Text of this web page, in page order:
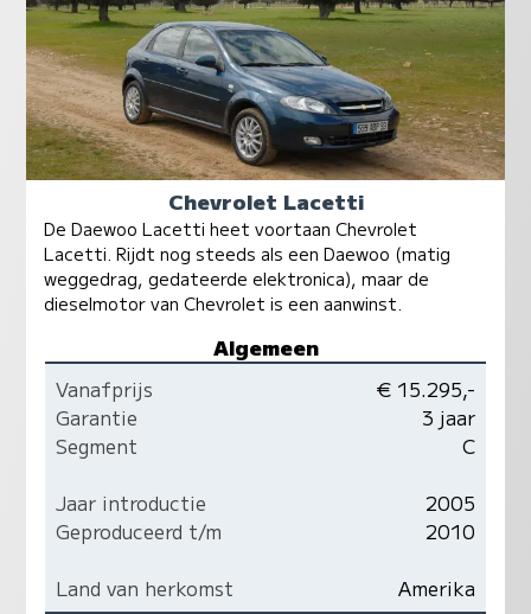
Chevrolet Lacetti
De Daewoo Lacetti heet voortaan Chevrolet
Lacetti. Rijdt nog steeds als een Daewoo (matig
weggedrag, gedateerde elektronica), maar de
dieselmotor van Chevrolet is een aanwinst.
Algemeen
Vanafprijs
€ 15.295,-
Garantie
3 jaar
Segment
C
Jaar introductie
2005
Geproduceerd t/m
2010
Land van herkomst
Amerika